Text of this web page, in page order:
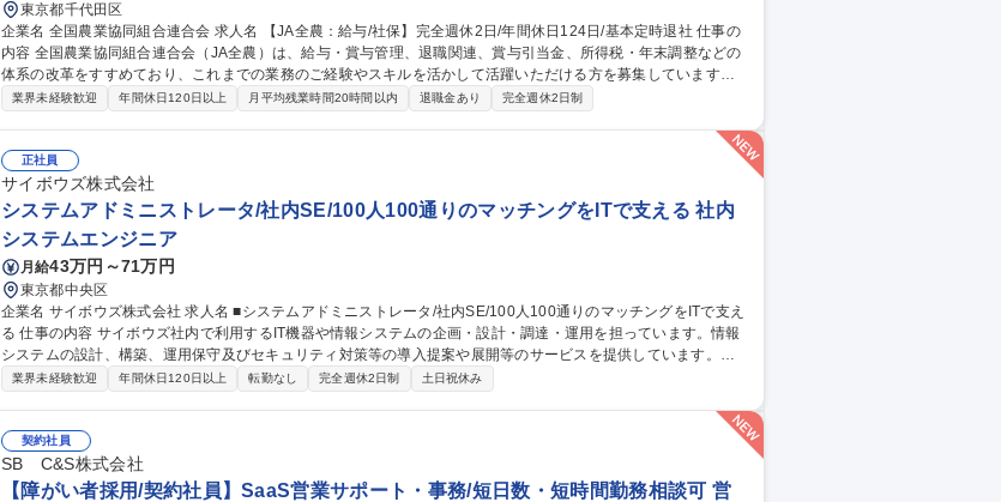
東京都千代田区
企業名 全国農業協同組合連合会 求人名 【JA全農：給与/社保】完全週休2日/年間休日124日/基本定時退社 仕事の
内容 全国農業協同組合連合会（JA全農）は、給与・賞与管理、退職関連、賞与引当金、所得税・年末調整などの
体系の改革をすすめており、これまでの業務のご経験やスキルを活かして活躍いただける方を募集しています。
ご経験・適性・希望をもとに、以下の中から担当いただく業務を決定します。 ■給与・賞与管理業務■所得税対
年間休日124日/基本定時退社
業界未経験歓迎 年間休日120日以上 月平均残業時間20時間以内 退職金あり 完全週休2日制
正社員
サイボウズ株式会社
システムアドミニストレータ/社内SE/100人100通りのマッチングをITで支える 社内
システムエンジニア
月給43万円～71万円
東京都中央区
企業名 サイボウズ株式会社 求人名 ■システムアドミニストレータ/社内SE/100人100通りのマッチングをITで支え
る 仕事の内容 サイボウズ社内で利用するIT機器や情報システムの企画・設計・調達・運用を担っています。情報
システムの設計、構築、運用保守及びセキュリティ対策等の導入提案や展開等のサービスを提供しています。
【業務内容】■サイボウズの働き方を支えるITシステムの設計/構築/運用保守■社内用IaaS/SaaS/Idpの設計/構築/運
※当社の企業理念を実現するための社内環境づくり、つまり「チームワークあふれる“会社”を創る」ために「いつ
でも、どこでも、誰とでも、最高の仕事ができるITを提供する」をミッションとしています 募集職種 ■システムア
ドミニストレータ/社内SE/100人100通りのマッチングをITで支える
業界未経験歓迎 年間休日120日以上 転勤なし 完全週休2日制 土日祝休み
契約社員
SB C&S株式会社
【障がい者採用/契約社員】SaaS営業サポート・事務/短日数・短時間勤務相談可 営